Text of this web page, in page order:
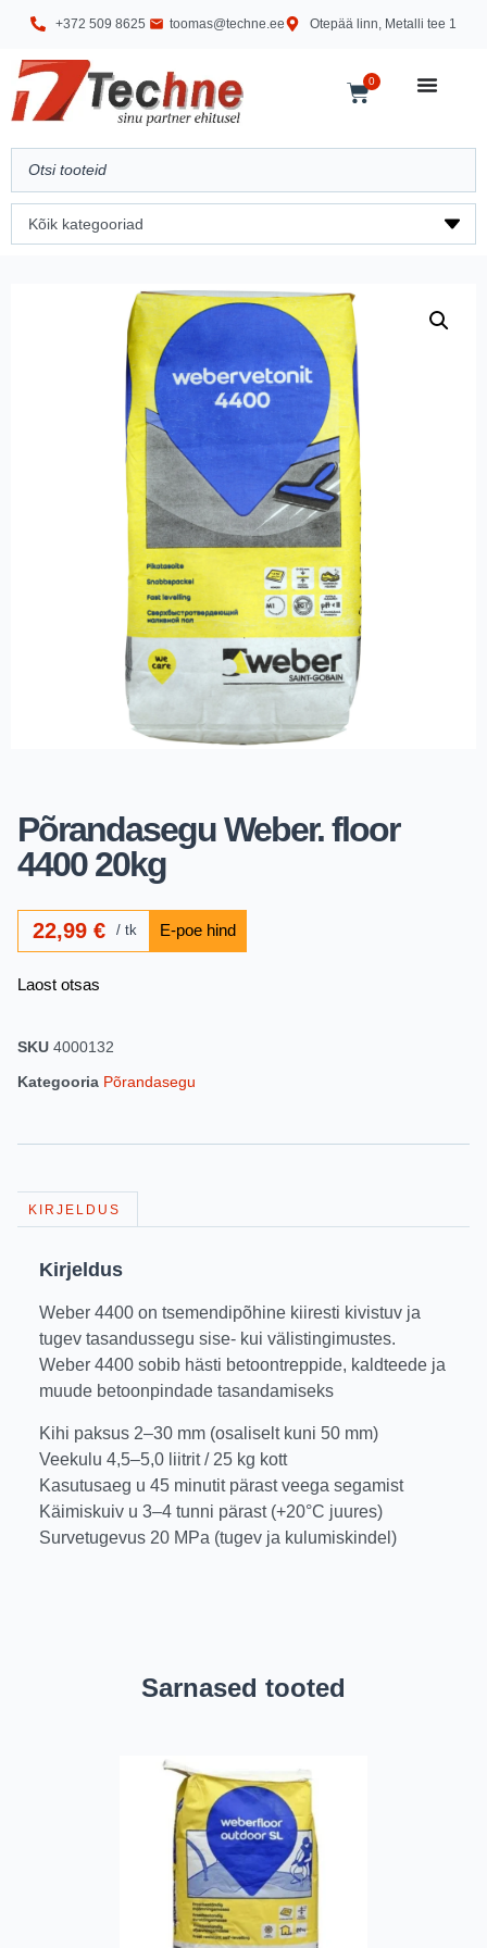
+372 509 8625 toomas@techne.ee Otepää linn, Metalli tee 1
0
Põrandasegu Weber. floor
4400 20kg
22,99€ tk
Laost otsas
SKU 4000132
Kategooria Põrandasegu
KIRJELDUS
Kirjeldus
Weber 4400 on tsemendipõhine kiiresti kivistuv ja
tugev tasandussegu sise- kui välistingimustes.
Weber 4400 sobib hästi betoontreppide, kaldteede ja
muude betoonpindade tasandamiseks
Kihi paksus 2–30 mm (osaliselt kuni 50 mm)
Veekulu 4,5–5,0 liitrit / 25 kg kott
Kasutusaeg u 45 minutit pärast veega segamist
Käimiskuiv u 3–4 tunni pärast (+20°C juures)
Survetugevus 20 MPa (tugev ja kulumiskindel)
Sarnased tooted